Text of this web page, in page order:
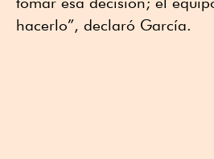
hacerlo”, declaró García.